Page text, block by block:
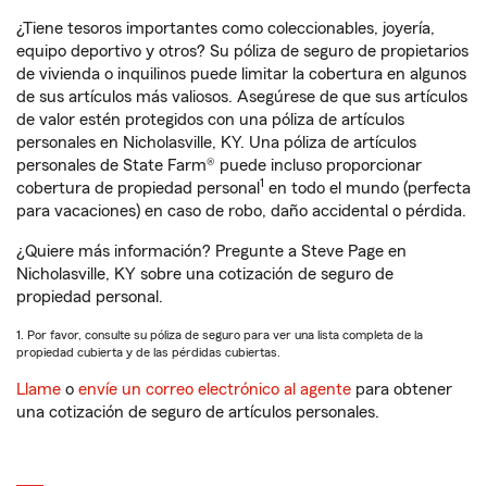
¿Tiene tesoros importantes como coleccionables, joyería,
equipo deportivo y otros? Su póliza de seguro de propietarios
de vivienda o inquilinos puede limitar la cobertura en algunos
de sus artículos más valiosos. Asegúrese de que sus artículos
de valor estén protegidos con una póliza de artículos
personales en Nicholasville, KY. Una póliza de artículos
personales de State Farm® puede incluso proporcionar
cobertura de propiedad personal 1 en todo el mundo (perfecta
para vacaciones) en caso de robo, daño accidental o pérdida.
¿Quiere más información? Pregunte a Steve Page en
Nicholasville, KY sobre una cotización de seguro de
propiedad personal.
1. Por favor, consulte su póliza de seguro para ver una lista completa de la
propiedad cubierta y de las pérdidas cubiertas.
Llame o envíe un correo electrónico al agente para obtener
una cotización de seguro de artículos personales.